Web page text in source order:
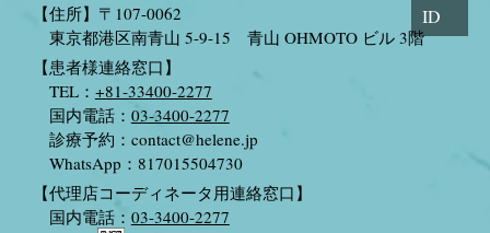
ID
【住所】〒107-0062
東京都港区南青山 5-9-15 青山 OHMOTO ビル 3階
【患者様連絡窓口】
TEL： +81-33400-2277
国内電話： 03-3400-2277
診療予約： contact@helene.jp
WhatsApp：817015504730
【代理店コーディネータ用連絡窓口】
国内電話： 03-3400-2277